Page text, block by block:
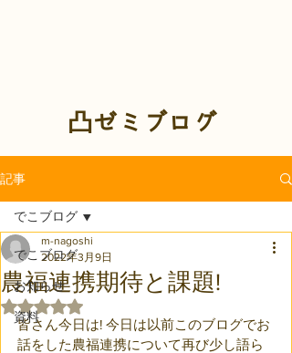
凸ゼミブログ
記事
でこブログ
お知らせ
資料
でこブログ
農福連携期待と課題!
m-nagoshi
2022年3月9日
5つ星のうちNaNと評価されています。
皆さん今日は! 今日は以前このブログでお
話をした農福連携について再び少し語ら